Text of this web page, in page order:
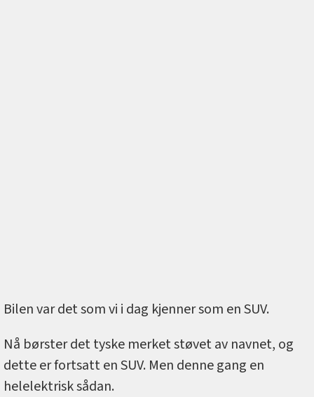
Bilen var det som vi i dag kjenner som en SUV.
Nå børster det tyske merket støvet av navnet, og
dette er fortsatt en SUV. Men denne gang en
helelektrisk sådan.